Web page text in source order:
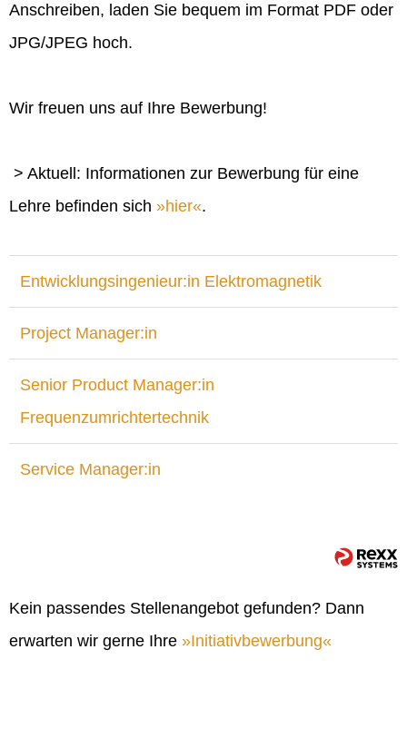
Anschreiben, laden Sie bequem im Format PDF oder
JPG/JPEG hoch.
Wir freuen uns auf Ihre Bewerbung!
> Aktuell: Informationen zur Bewerbung für eine
Lehre befinden sich
hier .
Entwicklungsingenieur:in Elektromagnetik
Project Manager:in
Senior Product Manager:in
Frequenzumrichtertechnik
Service Manager:in
Kein passendes Stellenangebot gefunden? Dann
erwarten wir gerne Ihre
Initiativbewerbung